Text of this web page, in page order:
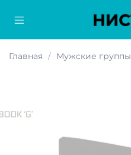
Главная Мужские группы